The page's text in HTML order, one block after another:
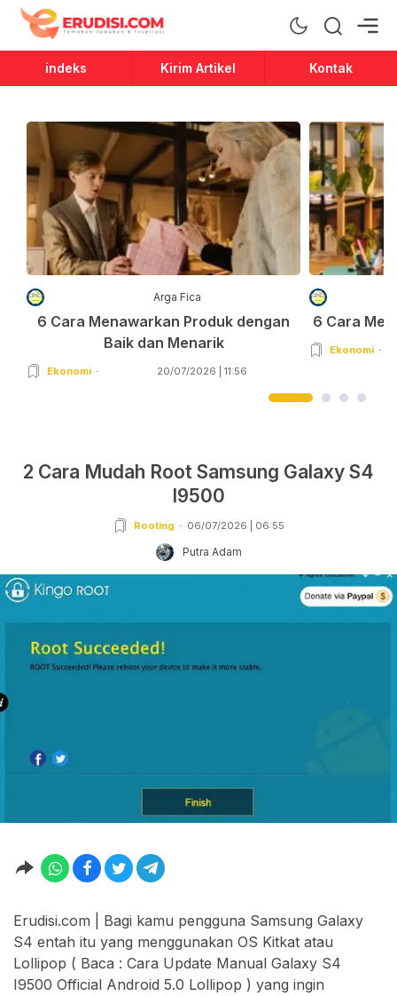
Erudisi
Temukan Jawaban dan Inspirasi
indeks Kirim Artikel Kontak
Arga Fica
6 Cara Menawarkan Produk dengan
Baik dan Menarik
Ekonomi 20/07/2026 | 11:56
6 Cara
Ekonomi
2 Cara Mudah Root Samsung Galaxy S4
I9500
Rooting 06/07/2026 | 06:55
Putra Adam
Erudisi.com | Bagi kamu pengguna Samsung Galaxy
S4 entah itu yang menggunakan OS Kitkat atau
Lollipop ( Baca : Cara Update Manual Galaxy S4
I9500 Official Android 5.0 Lollipop ) yang ingin